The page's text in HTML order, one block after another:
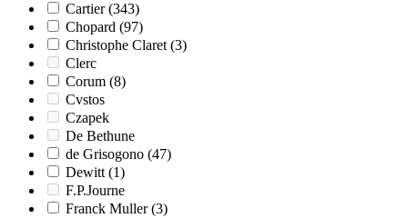
Cartier (343)
Chopard (97)
Christophe Claret (3)
Clerc
Corum (8)
Cvstos
Czapek
De Bethune
de Grisogono (47)
Dewitt (1)
F.P.Journe
Franck Muller (3)